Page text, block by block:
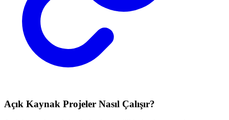
Açık Kaynak Projeler Nasıl Çalışır?